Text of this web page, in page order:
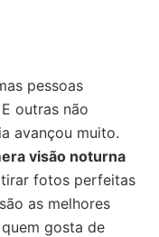
pessoas
outras não
avançou muito.
visão noturna
fotos perfeitas
as melhores
gosta de